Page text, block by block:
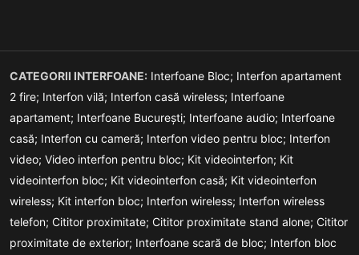
CATEGORII INTERFOANE: Interfoane Bloc; Interfon apartament
2 fire; Interfon vilă; Interfon casă wireless; Interfoane
apartament; Interfoane București; Interfoane audio; Interfoane
casă; Interfon cu cameră; Interfon video pentru bloc; Interfon
video; Video interfon pentru bloc; Kit videointerfon; Kit
videointerfon bloc; Kit videointerfon casă; Kit videointerfon
wireless; Kit interfon bloc; Interfon wireless; Interfon wireless
telefon; Cititor proximitate; Cititor proximitate stand alone; Cititor
proximitate de exterior; Interfoane scară de bloc; Interfon bloc